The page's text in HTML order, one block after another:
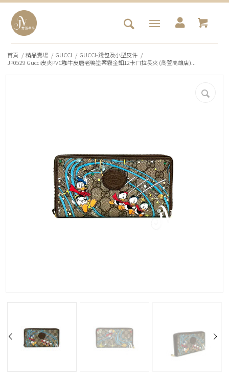
首頁 / 精品賣場 / GUCCI / GUCCI-錢包及小型皮件 /
JP0529 Gucci皮夾PVC咖牛皮唐老鴨塗案霧金釦12卡ㄇ拉長夾 (喬萱高雄店)...